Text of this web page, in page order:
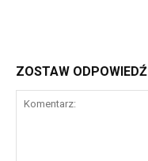
ZOSTAW ODPOWIEDŹ